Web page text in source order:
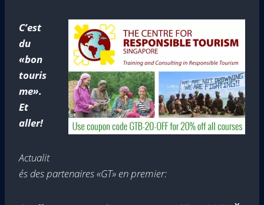
C’est
du
«bon
touris
me».
Et
aller!
Actualit
és des partenaires «GT» en premier: